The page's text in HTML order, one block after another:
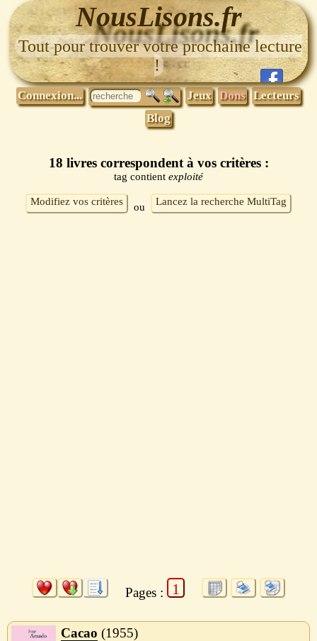
NousLisons.fr
Tout pour trouver votre prochaine lecture
!
Connexion... Jeux Dons Lecteurs
Blog
18 livres correspondent à vos critères :
tag contient exploité
Modifiez vos critères ou Lancez la recherche MultiTag
Pages : 1
Cacao
1955